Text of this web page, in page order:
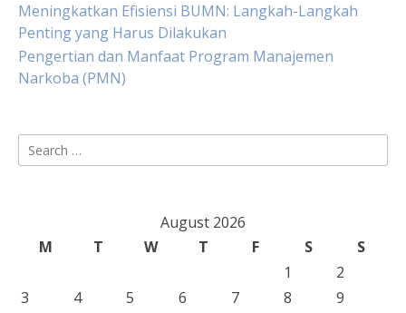
Meningkatkan Efisiensi BUMN: Langkah-Langkah
Penting yang Harus Dilakukan
Pengertian dan Manfaat Program Manajemen
Narkoba (PMN)
Search
for:
August 2026
M
T W T F S
S
1
2
3
4 5 6 7 8 9